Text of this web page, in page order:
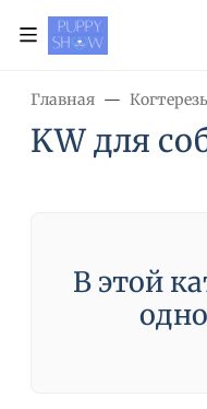
Главная
KW для
В этой